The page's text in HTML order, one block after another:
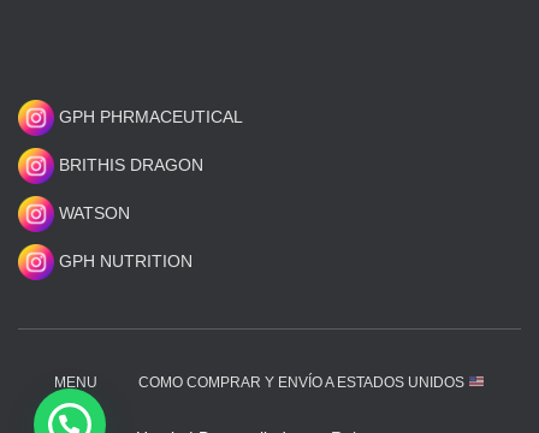
GPH PHRMACEUTICAL
BRITHIS DRAGON
WATSON
GPH NUTRITION
MENU COMO COMPRAR Y ENVÍO A ESTADOS UNIDOS